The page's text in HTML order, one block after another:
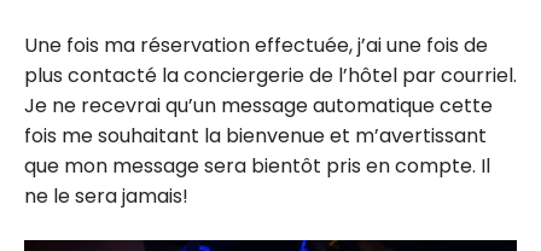
Une fois ma réservation effectuée, j’ai une fois de
plus contacté la conciergerie de l’hôtel par courriel.
Je ne recevrai qu’un message automatique cette
fois me souhaitant la bienvenue et m’avertissant
que mon message sera bientôt pris en compte. Il
ne le sera jamais!